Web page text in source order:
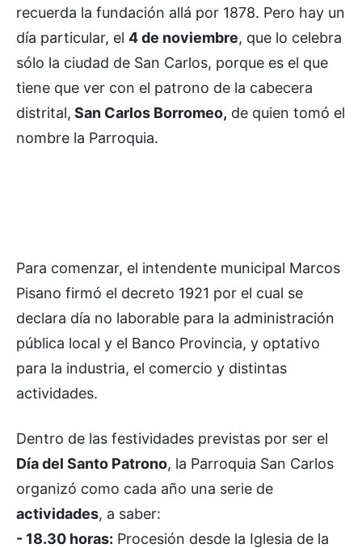
recuerda la fundación allá por 1878. Pero hay un
día particular, el 4 de noviembre, que lo celebra
sólo la ciudad de San Carlos, porque es el que
tiene que ver con el patrono de la cabecera
distrital, San Carlos Borromeo, de quien tomó el
nombre la Parroquia.
Para comenzar, el intendente municipal Marcos
Pisano firmó el decreto 1921 por el cual se
declara día no laborable para la administración
pública local y el Banco Provincia, y optativo
para la industria, el comercio y distintas
actividades.
Dentro de las festividades previstas por ser el
Día del Santo Patrono, la Parroquia San Carlos
organizó como cada año una serie de
actividades, a saber:
- 18.30 horas: Procesión desde la Iglesia de la